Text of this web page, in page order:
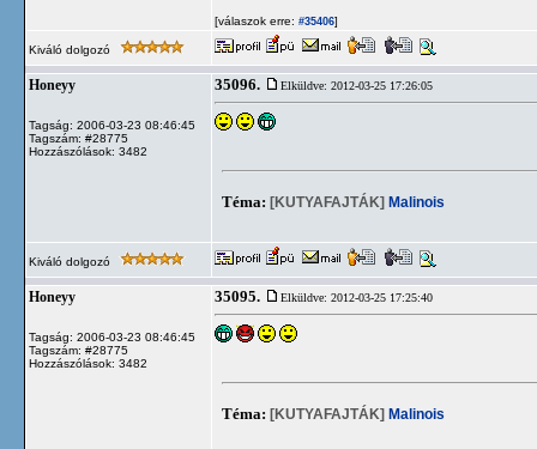
[válaszok erre: #35406]
Kiváló dolgozó
Honeyy
Tagság: 2006-03-23 08:46:45
Tagszám: #28775
Hozzászólások: 3482
35096. Elküldve: 2012-03-25 17:26:05
Téma: [KUTYAFAJTÁK] Malinois
Kiváló dolgozó
Honeyy
Tagság: 2006-03-23 08:46:45
Tagszám: #28775
Hozzászólások: 3482
35095. Elküldve: 2012-03-25 17:25:40
Téma: [KUTYAFAJTÁK] Malinois